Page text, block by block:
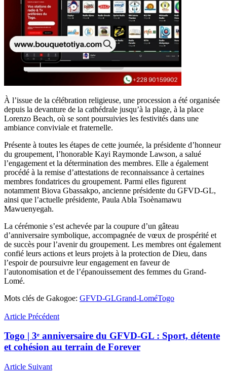
À l’issue de la célébration religieuse, une procession a été organisée
depuis la devanture de la cathédrale jusqu’à la plage, à la place
Lorenzo Beach, où se sont poursuivies les festivités dans une
ambiance conviviale et fraternelle.
Présente à toutes les étapes de cette journée, la présidente d’honneur
du groupement, l’honorable Kayi Raymonde Lawson, a salué
l’engagement et la détermination des membres. Elle a également
procédé à la remise d’attestations de reconnaissance à certaines
membres fondatrices du groupement. Parmi elles figurent
notamment Biova Gbassakpo, ancienne présidente du GFVD-GL,
ainsi que l’actuelle présidente, Paula Abla Tsoènamawu
Mawuenyegah.
La cérémonie s’est achevée par la coupure d’un gâteau
d’anniversaire symbolique, accompagnée de vœux de prospérité et
de succès pour l’avenir du groupement. Les membres ont également
confié leurs actions et leurs projets à la protection de Dieu, dans
l’espoir de poursuivre leur engagement en faveur de
l’autonomisation et de l’épanouissement des femmes du Grand-
Lomé.
Mots clés de Gakogoe: GFVD-GLGrand-LoméTogo
Article Précédent
Togo | 3ᵉ anniversaire du GFVD-GL : Sport, détente
et cohésion au terrain de Forever
Article Suivant